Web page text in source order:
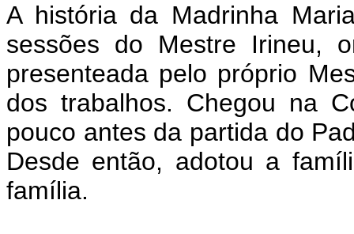
A história da Madrinha
sessões do Mestre Irineu,
presenteada pelo próprio
dos trabalhos. Chegou na
pouco antes da partida do
Desde então, adotou a
família.